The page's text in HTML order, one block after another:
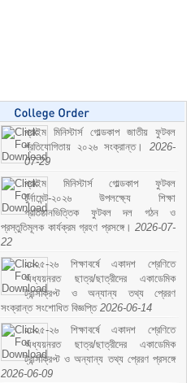
প্রাইম মিনিস্টার্স গোল্ডকাপ জাতীয় ফুটবল
প্রতিযোগিতায় ২০২৬ সংক্রান্ত। 2026-
07-29
প্রাইম মিনিস্টার্স গোল্ডকাপ ফুটবল
টুর্নামেন্ট-২০২৬ উপলক্ষ্যে শিক্ষা
প্রতিষ্ঠানভিত্তিক ফুটবল দল গঠন ও
প্রস্তুতিমূলক কার্যক্রম গ্রহণ প্রসঙ্গে। 2026-07-
22
২০২৫-২৬ শিক্ষাবর্ষে একাদশ শ্রেণিতে
অধ্যয়নরত ছাত্র/ছাত্রীদের একাডেমিক
ট্রান্সক্রিপ্ট ও অন্যান্য তথ্য প্রেরণ
সংক্রান্ত সংশোধিত বিজ্ঞপ্তি 2026-06-14
২০২৫-২৬ শিক্ষাবর্ষে একাদশ শ্রেণিতে
অধ্যয়নরত ছাত্র/ছাত্রীদের একাডেমিক
ট্রান্সক্রিপ্ট ও অন্যান্য তথ্য প্রেরণ প্রসঙ্গে
2026-06-09